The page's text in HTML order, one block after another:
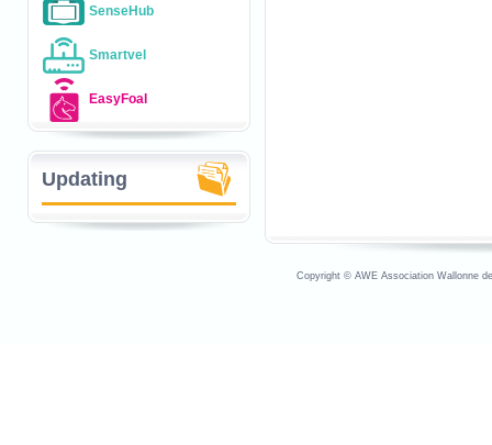
SenseHub
Smartvel
EasyFoal
Updating
Copyright © AWE Association Wallonne